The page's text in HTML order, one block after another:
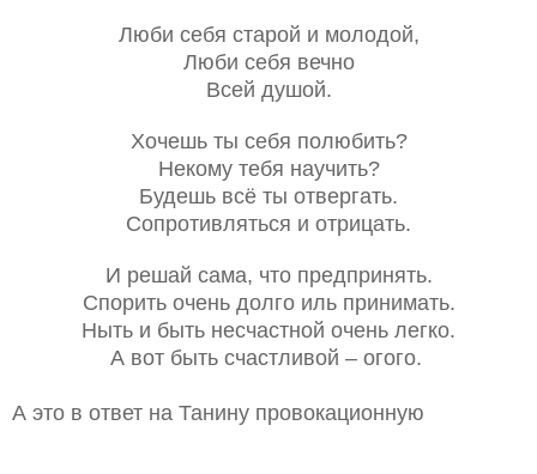
Люби себя старой и молодой,
Люби себя вечно
Всей душой.
Хочешь ты себя полюбить?
Некому тебя научить?
Будешь всё ты отвергать.
Сопротивляться и отрицать.
И решай сама, что предпринять.
Спорить очень долго иль принимать.
Ныть и быть несчастной очень легко.
А вот быть счастливой – огого.
А это в ответ на Танину провокационную